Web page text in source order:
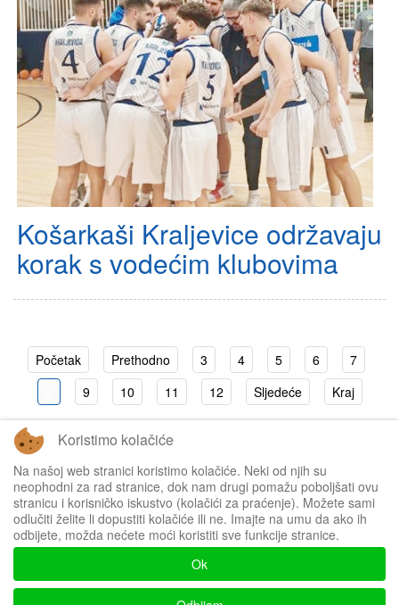
Košarkaši Kraljevice održavaju
korak s vodećim klubovima
Početak Prethodno 3 4 5 6
7
9 10 11 12 Sljedeće Kraj
Stranica 8 od 142
Impressum
Politika privatnosti
Koristimo kolačiće
Na našoj web stranici koristimo kolačiće. Neki od njih su
neophodni za rad stranice, dok nam drugi pomažu poboljšati ovu
stranicu i korisničko iskustvo (kolačići za praćenje). Možete sami
odlučiti želite li dopustiti kolačiće ili ne. Imajte na umu da ako ih
odbijete, možda nećete moći koristiti sve funkcije stranice.
Ok